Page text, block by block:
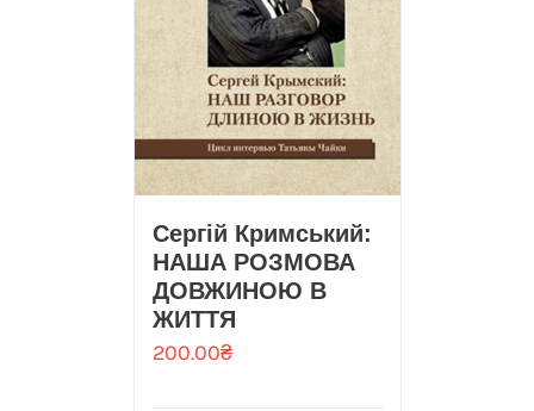
Сергій Кримський:
НАША РОЗМОВА
ДОВЖИНОЮ В
ЖИТТЯ
200.00₴